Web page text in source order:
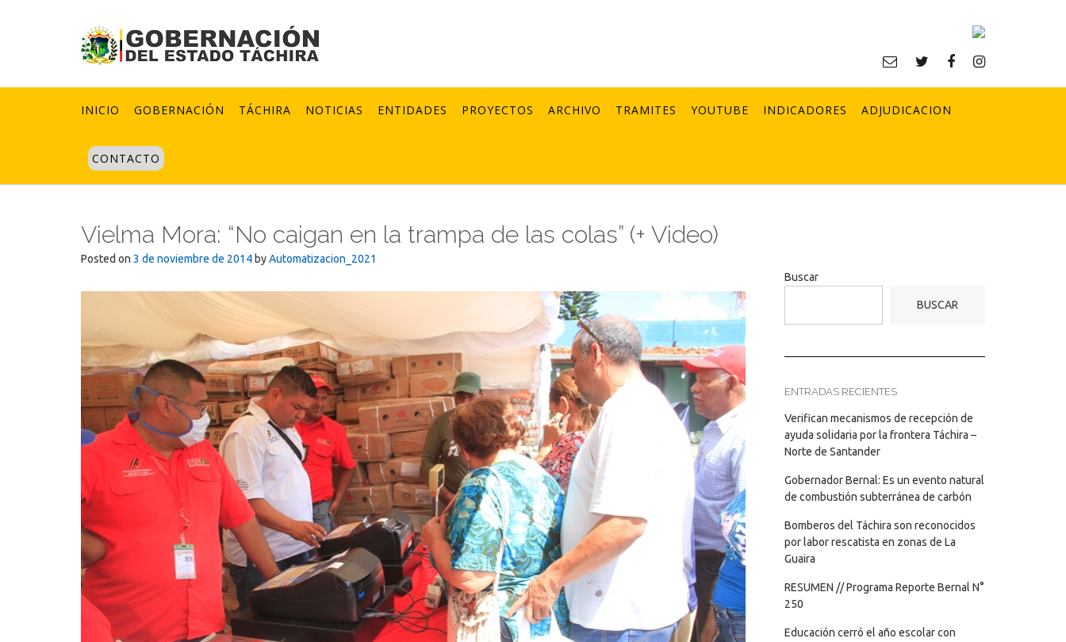
INICIO GOBERNACIÓN TÁCHIRA NOTICIAS ENTIDADES PROYECTOS ARCHIVO TRAMITES YOUTUBE INDICADORES ADJUDICACION
CONTACTO
Vielma Mora: “No caigan en la trampa de las colas” (+ Video)
Posted on 3 de noviembre de 2014 byAutomatizacion_2021
Buscar
BUSCAR
ENTRADAS RECIENTES
Verifican mecanismos de recepción de
ayuda solidaria por la frontera Táchira –
Norte de Santander
Gobernador Bernal: Es un evento natural
de combustión subterránea de carbón
Bomberos del Táchira son reconocidos
por labor rescatista en zonas de La
Guaira
RESUMEN // Programa Reporte Bernal N°
250
Educación cerró el año escolar con